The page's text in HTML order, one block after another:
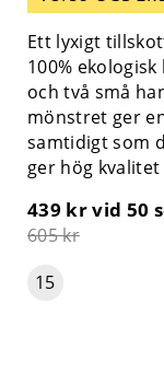
Ett lyxigt
100%
och två små
mönstret ger
samtidigt som
ger hög
439 krvid 50
605 kr
15